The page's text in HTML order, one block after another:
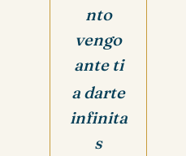
nto
vengo
ante ti
a darte
infinita
s